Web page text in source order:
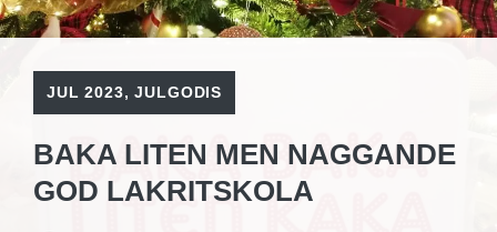
JUL 2023,JULGODIS
BAKA LITEN MEN NAGGANDE
GOD LAKRITSKOLA